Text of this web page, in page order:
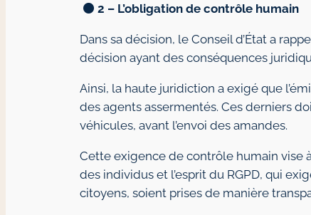
🟠 2 – L’obligation de contrôle humain
Dans sa décision, le Conseil d’État a
décision ayant des conséquences
Ainsi, la haute juridiction a exigé que
des agents assermentés. Ces derniers
véhicules, avant l’envoi des amandes.
Cette exigence de contrôle humain vise
des individus et l’esprit du RGPD, qui
citoyens, soient prises de manière